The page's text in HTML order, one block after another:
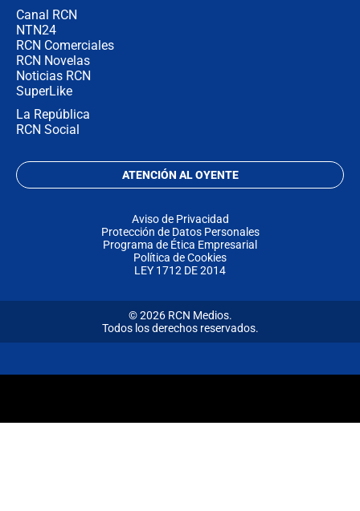
Canal RCN
NTN24
RCN Comerciales
RCN Novelas
Noticias RCN
SuperLike
La República
RCN Social
ATENCIÓN AL OYENTE
Aviso de Privacidad
Protección de Datos Personales
Programa de Ética Empresarial
Política de Cookies
LEY 1712 DE 2014
© 2026 RCN Medios.
Todos los derechos reservados.